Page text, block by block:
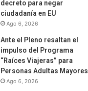
decreto para negar
ciudadanía en EU
Ago 6, 2026
Ante el Pleno resaltan el
impulso del Programa
“Raíces Viajeras” para
Personas Adultas Mayores
Ago 6, 2026